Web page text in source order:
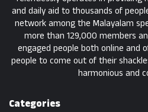
and daily aid to thousands of
network among the Malayalam
more than 129,000 members
engaged people both online and
people to come out of their
harmonious and
Categories